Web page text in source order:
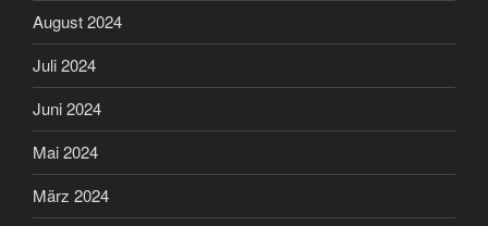
August 2024
Juli 2024
Juni 2024
Mai 2024
März 2024